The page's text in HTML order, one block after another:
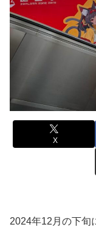
X
2024年12月の下旬